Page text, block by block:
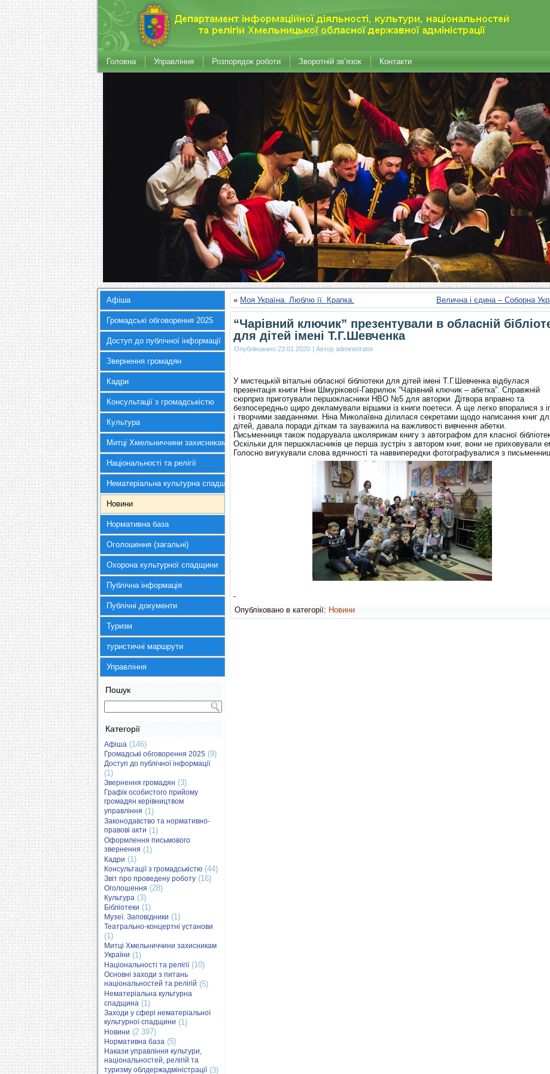
Головна Управління Розпорядок роботи Зворотній зв’язок Контакти
Афіша
Громадські обговорення 2025
Доступ до публічної інформації
Звернення громадян
Кадри
Консультації з громадськістю
Культура
Митці Хмельниччини захисникам України
Національності та релігії
Нематеріальна культурна спадщина
Новини
Нормативна база
Оголошення (загальні)
Охорона культурної спадщини
Публічна інформація
Публічні документи
Туризм
туристичні маршрути
Управління
Пошук
Категорії
Афіша (146)
Громадські обговорення 2025 (9)
Доступ до публічної інформації
(1)
Звернення громадян (3)
Графік особистого прийому
громадян керівництвом
управління (1)
Законодавство та нормативно-
правові акти (1)
Оформлення письмового
звернення (1)
Кадри (1)
Консультації з громадськістю (44)
Звіт про проведену роботу (16)
Оголошення (28)
Культура (3)
Бібліотеки (1)
Музеї. Заповідники (1)
Театрально-концертні установи
(1)
Митці Хмельниччини захисникам
України (1)
Національності та релігії(10)
Основні заходи з питань
національностей та релігій (5)
Нематеріальна культурна
спадщина (1)
Заходи у сфері нематеріальної
культурної спадщини (1)
Новини (2 397)
Нормативна база (5)
Накази управління культури,
національностей, релігій та
туризму облдержадміністрації(3)
« Моя Україна. Люблю її. Крапка. Велична і єдина – Соборна
“Чарівний ключик” презентували в обласній
для дітей імені Т.Г.Шевченка
Опубліковано 23.01.2020 | Автор administrator
У мистецькій вітальні обласної бібліотеки для дітей імені Т.Г.Шевченка відбулася
презентація книги Ніни Шмурікової-Гаврилюк “Чарівний ключик – абетка”. Справжній
сюрприз приготували першокласники НВО №5 для авторки. Дітвора вправно та
безпосередньо щиро декламували віршики із книги поетеси. А ще легко впоралися з
і творчими завданнями. Ніна Миколаївна ділилася секретами щодо написання книг
дітей, давала поради діткам та зауважила на важливості вивчення абетки.
Письменниця також подарувала школярикам книгу з автографом для класної
Оскільки для першокласників це перша зустріч з автором книг, вони не приховували
Голосно вигукували слова вдячності та наввипередки фотографувалися з
Опубліковано в категорії: Новини